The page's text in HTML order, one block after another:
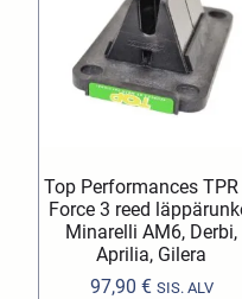
Top Performances TPR
Force 3 reed
Minarelli AM6, Derbi,
Aprilia, Gilera
97,90 € SIS. ALV